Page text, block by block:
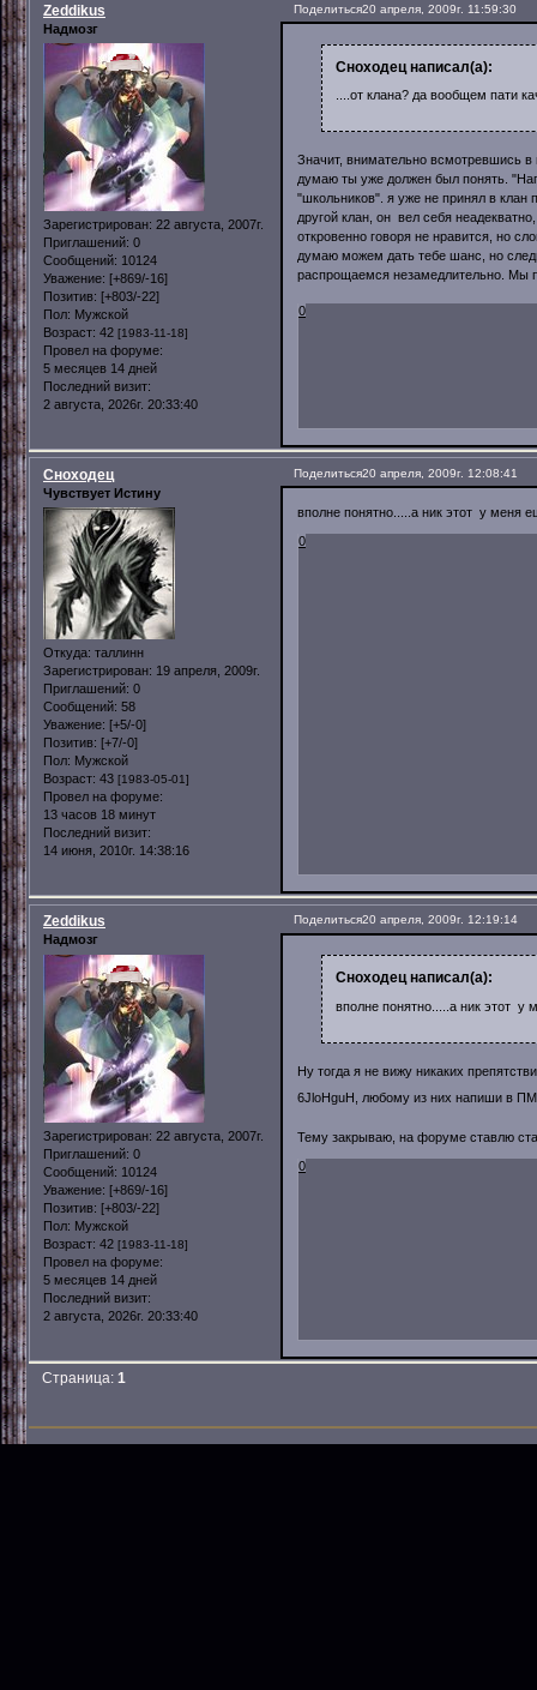
Поделиться20 апреля, 2009г. 11:59:30
Zeddikus
Надмозг
Зарегистрирован: 22 августа, 2007г.
Приглашений: 0
Сообщений: 10124
Уважение: [+869/-16]
Позитив: [+803/-22]
Пол: Мужской
Возраст: 42 [1983-11-18]
Провел на форуме:
5 месяцев 14 дней
Последний визит:
2 августа, 2026г. 20:33:40
Сноходец написал(а):
....от клана? да вообщем пати
Значит, внимательно всмотревшись в
думаю ты уже должен был понять.
"школьников". я уже не принял в
другой клан, он вел себя
откровенно говоря не нравится, но
думаю можем дать тебе шанс, но
распрощаемся незамедлительно. Мы
0
Поделиться20 апреля, 2009г. 12:08:41
Сноходец
Чувствует Истину
Откуда: таллинн
Зарегистрирован: 19 апреля, 2009г.
Приглашений: 0
Сообщений: 58
Уважение: [+5/-0]
Позитив: [+7/-0]
Пол: Мужской
Возраст: 43 [1983-05-01]
Провел на форуме:
13 часов 18 минут
Последний визит:
14 июня, 2010г. 14:38:16
вполне понятно.....а ник этот у меня
0
Поделиться20 апреля, 2009г. 12:19:14
Zeddikus
Надмозг
Зарегистрирован: 22 августа, 2007г.
Приглашений: 0
Сообщений: 10124
Уважение: [+869/-16]
Позитив: [+803/-22]
Пол: Мужской
Возраст: 42 [1983-11-18]
Провел на форуме:
5 месяцев 14 дней
Последний визит:
2 августа, 2026г. 20:33:40
Сноходец написал(а):
вполне понятно.....а ник этот у
Ну тогда я не вижу никаких
6JloHguH, любому из них напиши в
Тему закрываю, на форуме ставлю
0
Страница:1